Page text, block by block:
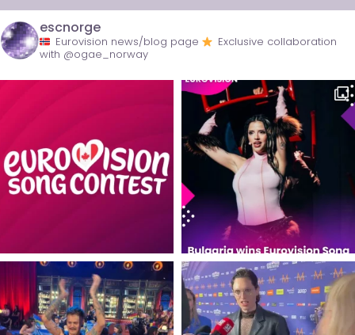
escnorge
Eurovision news/blog page
Exclusive collaboration
with @ogae_norway